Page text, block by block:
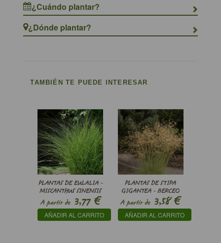
¿Cuándo plantar?
¿Dónde plantar?
TAMBIÉN TE PUEDE INTERESAR
PLANTAS DE EULALIA -
MISCANTHUS SINENSIS
’GRACILLIMUS’
A partir de3,77€
AÑADIR AL CARRITO
PLANTAS DE STIPA
GIGANTEA - BERCEO
A partir de3,58€
AÑADIR AL CARRITO